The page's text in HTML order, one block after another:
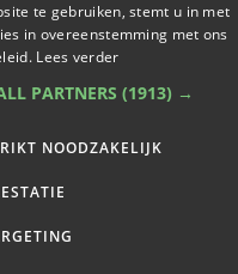
te gebruiken, stemt u in met
in overeenstemming met ons
Lees verder
PARTNERS (1913) →
NOODZAKELIJK